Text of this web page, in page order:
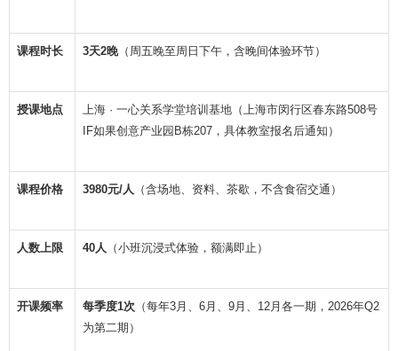
课程时长 3天2晚（周五晚至周日下午，含晚间体验环节）
授课地点
上海 · 一心关系学堂培训基地（上海市闵行区春东路508号
IF如果创意产业园B栋207，具体教室报名后通知）
课程价格 3980元/人 （含场地、资料、茶歇，不含食宿交通）
人数上限 40人 （小班沉浸式体验，额满即止）
开课频率 每季度1次 （每年3月、6月、9月、12月各一期，2026年Q2
为第二期）